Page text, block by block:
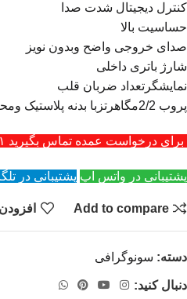
کنترل دیجیتال شدت صدا
حساسیت بالا
صدای خروجی واضح وبدون نویز
شارژ باتری داخلی
نمایشگرتعداد ضربان قلب
پروب 2/2مگاهرتزبا بدنه پلاستیک ومحافظ فلزی
برای درخواست عمده تماس بگیرید ۰۹۲۱۲۱۴۳۶۸۱ - ۰۹۳۰۰۹۳۹۳۱۴
پشتیبانی در واتس اپ پشتیبانی در
Add to compare
دسته: سونوگرافی
دنبال کنید: